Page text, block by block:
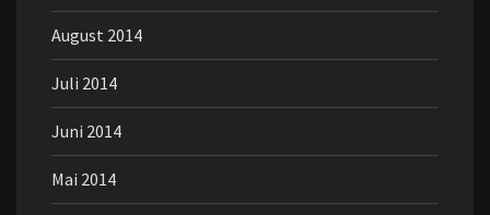
August 2014
Juli 2014
Juni 2014
Mai 2014